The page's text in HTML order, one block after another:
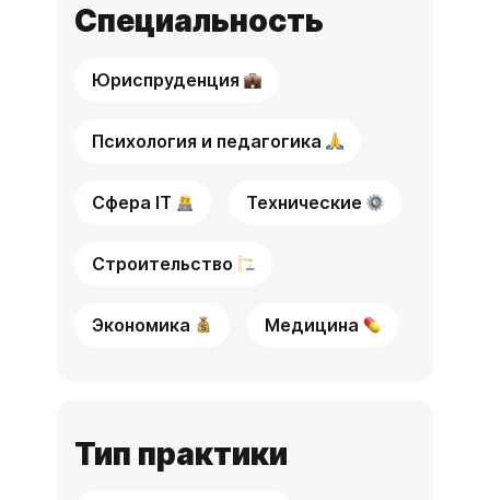
Специальность
Юриспруденция
Психология и педагогика
Сфера IT Технические
Строительство
Экономика Медицина
Тип практики